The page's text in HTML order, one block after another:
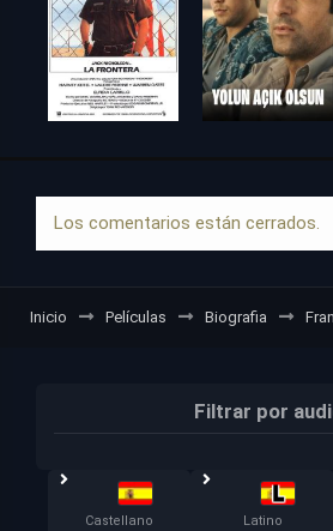
Los comentarios están cerrados.
Inicio Películas Biografia
Filtrar por
Castellano Latino